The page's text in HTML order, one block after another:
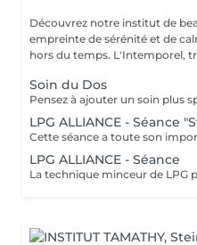
Découvrez notre institut de
empreinte de sérénité et de
hors du temps.
Soin du Dos
LPG ALLIANCE - Séance
LPG ALLIANCE - Séance